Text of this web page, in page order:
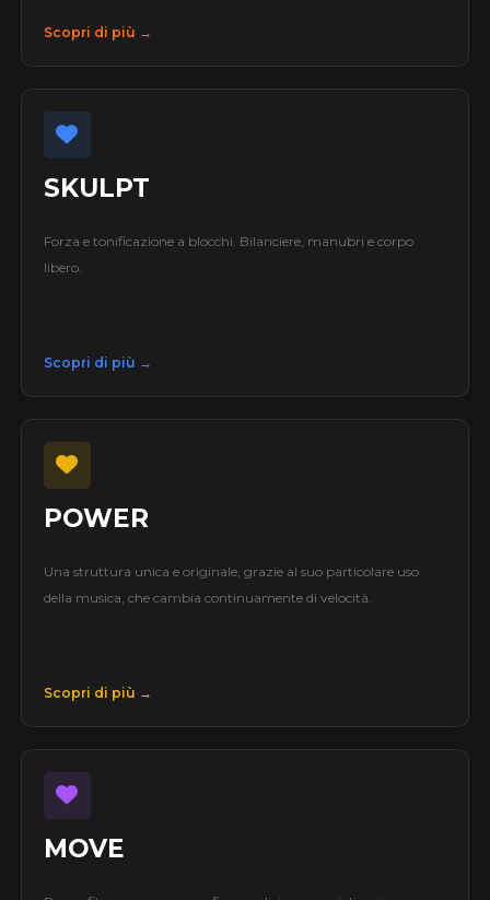
Scopri di più →
SKULPT
Forza e tonificazione a blocchi. Bilanciere, manubri e corpo
libero.
Scopri di più →
POWER
Una struttura unica e originale, grazie al suo particolare uso
della musica, che cambia continuamente di velocità.
Scopri di più →
MOVE